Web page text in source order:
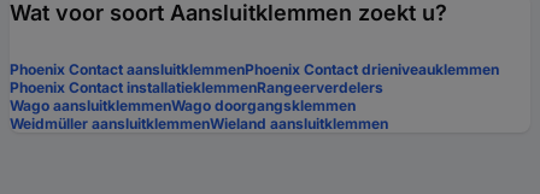
Wat voor soort Aansluitklemmen zoekt u?
Phoenix Contact aansluitklemmenPhoenix Contact drieniveauklemmen
Phoenix Contact installatieklemmenRangeerverdelers
Wago aansluitklemmenWago doorgangsklemmen
Weidmüller aansluitklemmenWieland aansluitklemmen